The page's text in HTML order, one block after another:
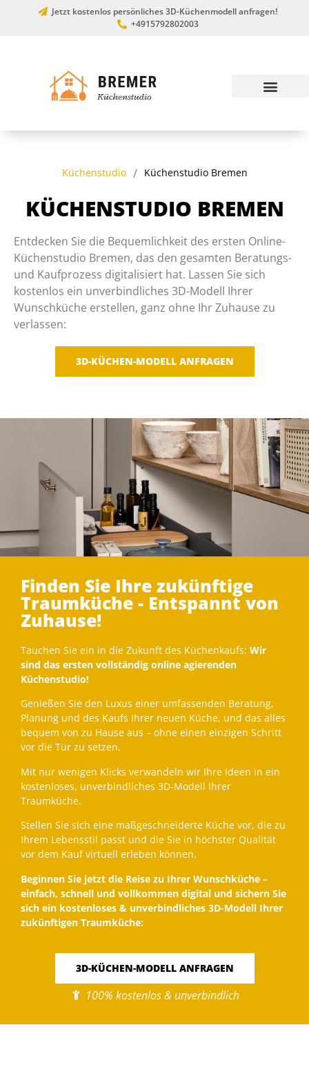
Jetzt kostenlos persönliches 3D-Küchenmodell anfragen!
+4915792802003
Küchenstudio / Küchenstudio Bremen
KÜCHENSTUDIO BREMEN
Entdecken Sie die Bequemlichkeit des ersten Online-
Küchenstudio Bremen, das den gesamten Beratungs-
und Kaufprozess digitalisiert hat. Lassen Sie sich
kostenlos ein unverbindliches 3D-Modell Ihrer
Wunschküche erstellen, ganz ohne Ihr Zuhause zu
verlassen:
3D-KÜCHEN-MODELL ANFRAGEN
Finden Sie Ihre zukünftige
Traumküche - Entspannt von
Zuhause!
Tauchen Sie ein in die Zukunft des Küchenkaufs: Wir
sind das ersten vollständig online agierenden
Küchenstudio!
Genießen Sie den Luxus einer umfassenden Beratung,
Planung und des Kaufs Ihrer neuen Küche, und das alles
bequem von zu Hause aus – ohne einen einzigen Schritt
vor die Tür zu setzen.
Mit nur wenigen Klicks verwandeln wir Ihre Ideen in ein
kostenloses, unverbindliches 3D-Modell Ihrer
Traumküche.
Stellen Sie sich eine maßgeschneiderte Küche vor, die zu
Ihrem Lebensstil passt und die Sie in höchster Qualität
vor dem Kauf virtuell erleben können.
Beginnen Sie jetzt die Reise zu Ihrer Wunschküche –
einfach, schnell und vollkommen digital und sichern Sie
sich ein kostenloses & unverbindliches 3D-Modell Ihrer
zukünftigen Traumküche:
3D-KÜCHEN-MODELL ANFRAGEN
100% kostenlos & unverbindlich